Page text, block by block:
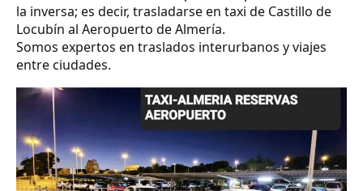
la inversa; es decir, trasladarse en taxi de Castillo de
Locubín al Aeropuerto de Almería.
Somos expertos en traslados interurbanos y viajes
entre ciudades.